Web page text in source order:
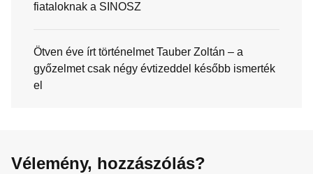
fiataloknak a SINOSZ
Ötven éve írt történelmet Tauber Zoltán – a
győzelmet csak négy évtizeddel később ismerték
el
Vélemény, hozzászólás?